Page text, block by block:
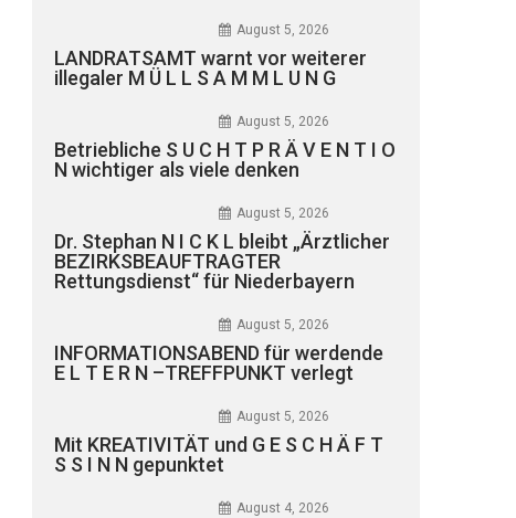
August 5, 2026
LANDRATSAMT warnt vor weiterer
illegaler M Ü L L S A M M L U N G
August 5, 2026
Betriebliche S U C H T P R Ä V E N T I O
N wichtiger als viele denken
August 5, 2026
Dr. Stephan N I C K L bleibt „Ärztlicher
BEZIRKSBEAUFTRAGTER
Rettungsdienst“ für Niederbayern
August 5, 2026
INFORMATIONSABEND für werdende
E L T E R N –TREFFPUNKT verlegt
August 5, 2026
Mit KREATIVITÄT und G E S C H Ä F T
S S I N N gepunktet
August 4, 2026